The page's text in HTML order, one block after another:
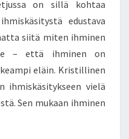
on sillä kohtaa
edustava
siitä miten ihminen
– että ihminen on
eläin. Kristillinen
ihmiskäsitykseen vielä
Sen mukaan ihminen